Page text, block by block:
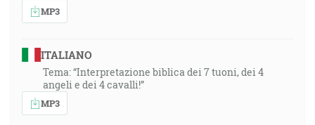
MP3
ITALIANO
Tema: “Interpretazione biblica dei 7 tuoni, dei 4
angeli e dei 4 cavalli!”
MP3